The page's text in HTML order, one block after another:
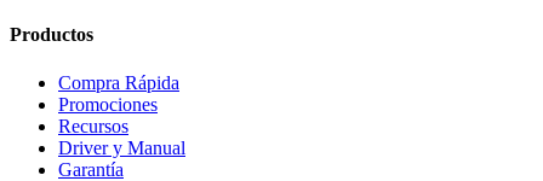
Productos
Compra Rápida
Promociones
Recursos
Driver y Manual
Garantía